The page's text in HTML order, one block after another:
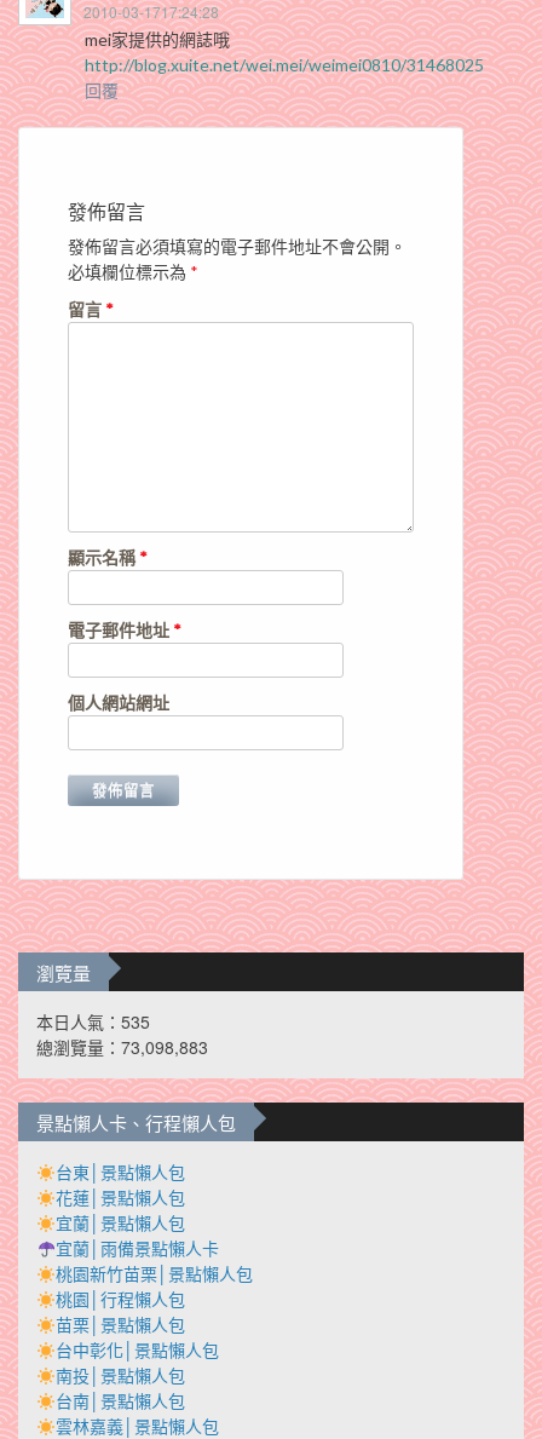
2010-03-1717:24:28
mei家提供的網誌哦
http://blog.xuite.net/wei.mei/weimei0810/31468025
回覆
發佈留言
發佈留言必須填寫的電子郵件地址不會公開。
必填欄位標示為 *
留言 *
顯示名稱*
電子郵件地址 *
個人網站網址
瀏覽量
本日人氣：535
總瀏覽量：73,098,883
景點懶人卡、行程懶人包
台東│景點懶人包
花蓮│景點懶人包
宜蘭│景點懶人包
宜蘭│雨備景點懶人卡
桃園新竹苗栗│景點懶人包
桃園│行程懶人包
苗栗│景點懶人包
台中彰化│景點懶人包
南投│景點懶人包
台南│景點懶人包
雲林嘉義│景點懶人包